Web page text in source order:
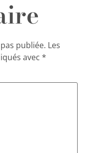
publiée. Les
avec*